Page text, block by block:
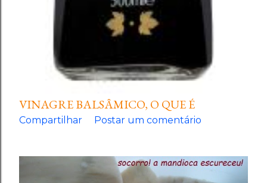
VINAGRE BALSÂMICO, O QUE É
Compartilhar Postar um comentário